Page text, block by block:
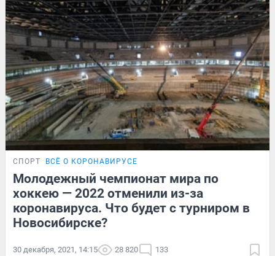
СПОРТ ВСЁ О КОРОНАВИРУСЕ
Молодежный чемпионат мира по
хоккею — 2022 отменили из-за
коронавируса. Что будет с турниром в
Новосибирске?
30 декабря, 2021, 14:15 28 820 133